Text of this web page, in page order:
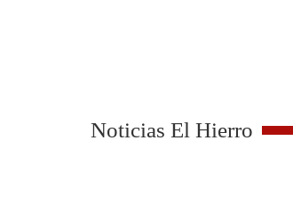
Noticias El Hierro